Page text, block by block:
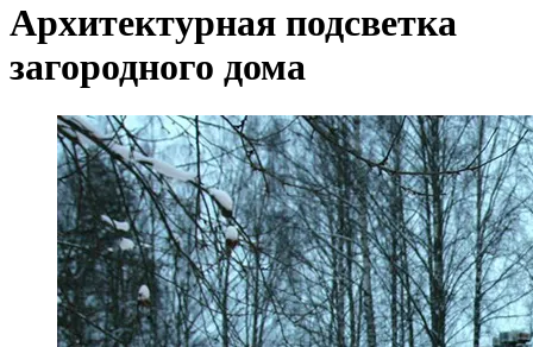
Архитектурная подсветка
загородного дома